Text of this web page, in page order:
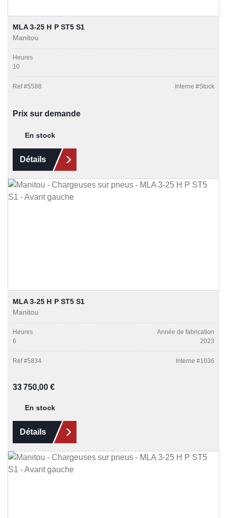
MLA 3-25 H P ST5 S1
Manitou
Heures
10
Ref #5588 Interne #Stock
Prix sur demande
En stock
Détails
MLA 3-25 H P ST5 S1
Manitou
Heures
6
Année de fabrication
2023
Ref #5834 Interne #1036
Prix régulier :
33 750,00 €
En stock
Détails